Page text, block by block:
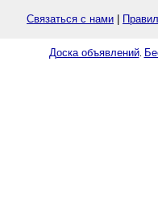
Связаться с нами
Доска объявлений.